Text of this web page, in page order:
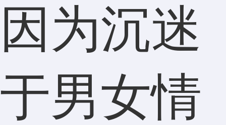
因为沉迷
于男女情